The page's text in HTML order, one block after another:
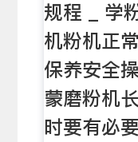
规程 _ 学
机粉机正
保养安全
蒙磨粉机
时要有必